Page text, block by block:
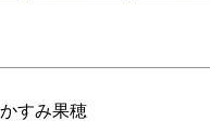
かすみ果穂